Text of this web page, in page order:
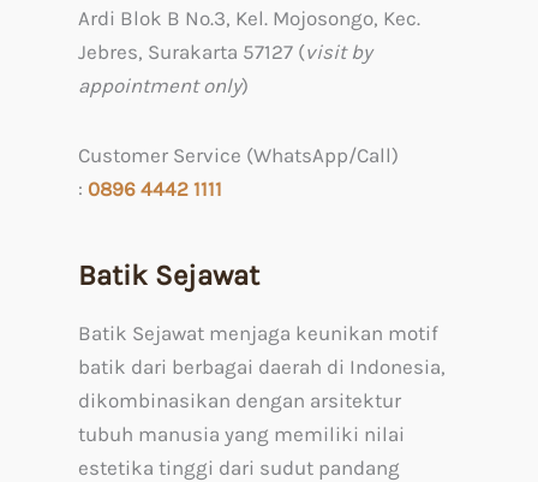
Ardi Blok B No.3, Kel. Mojosongo, Kec.
Jebres, Surakarta 57127 (visit by
appointment only)
Customer Service (WhatsApp/Call)
: 0896 4442 1111
Batik Sejawat
Batik Sejawat menjaga keunikan motif
batik dari berbagai daerah di Indonesia,
dikombinasikan dengan arsitektur
tubuh manusia yang memiliki nilai
estetika tinggi dari sudut pandang